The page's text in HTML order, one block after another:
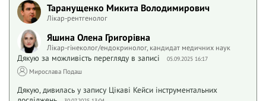
Таранущенко Микита Володимирович
Лікар-рентгенолог
Яшина Олена Григорівна
Лікар-гінеколог/ендокринолог, кандидат медичних наук
Дякую за можливість перегляду в записі 05.09.2025 16:17
Мирослава Подаш
Дякую, дивилась у запису Цiкавi Кейси iнструментальних